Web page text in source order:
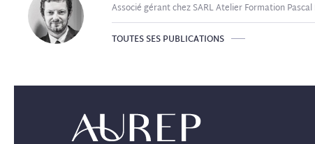
Associé gérant chez SARL Atelier Formation Pascal
TOUTES SES PUBLICATIONS